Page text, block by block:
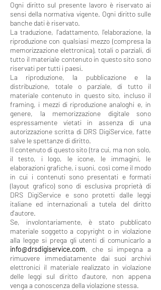
Ogni diritto sul presente lavoro è riservato ai
sensi della normativa vigente. Ogni diritto sulle
banche dati è riservato.
La traduzione, l'adattamento, l'elaborazione, la
riproduzione con qualsiasi mezzo (compresa la
memorizzazione elettronica), totali o parziali, di
tutto il materiale contenuto in questo sito sono
riservati per tutti i paesi.
La riproduzione, la pubblicazione e la
distribuzione, totale o parziale, di tutto il
materiale contenuto in questo sito, incluso il
framing, i mezzi di riproduzione analoghi e, in
genere, la memorizzazione digitale sono
espressamente vietati in assenza di una
autorizzazione scritta di DRS DigiService, fatte
salve le spettanze di diritto.
Il contenuto di questo sito (tra cui, ma non solo,
il testo, i logo, le icone, le immagini, le
elaborazioni grafiche, i suoni, così come il modo
in cui i contenuti sono presentati e formati
(layout grafico) sono di esclusiva proprietà di
DRS DigiService e sono protetti dalle leggi
italiane ed internazionali a tutela del diritto
d'autore.
Se, involontariamente, è stato pubblicato
materiale soggetto a copyright o in violazione
alla legge si prega gli utenti di comunicarlo a
info@drsdigiservice.com, che si impegna a
rimuovere immediatamente dai suoi archivi
elettronici il materiale realizzato in violazione
delle leggi sul diritto d'autore, non appena
venga a conoscenza della violazione stessa.